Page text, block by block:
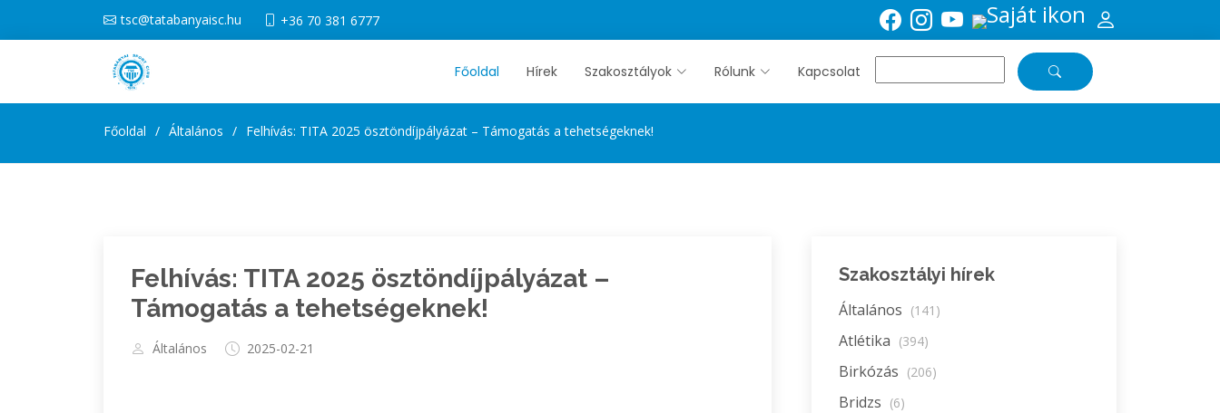
tsc@tatabanyaisc.hu +36 70 381 6777
Főoldal Hírek Szakosztályok Rólunk Kapcsolat
Főoldal Általános Felhívás: TITA 2025 ösztöndíjpályázat – Támogatás a tehetségeknek!
Felhívás: TITA 2025 ösztöndíjpályázat –
Támogatás a tehetségeknek!
Általános 2025-02-21
Szakosztályi hírek
Általános (141)
Atlétika (394)
Birkózás (206)
Bridzs (6)